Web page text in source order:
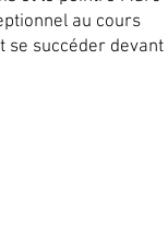
au cours
se succéder devant